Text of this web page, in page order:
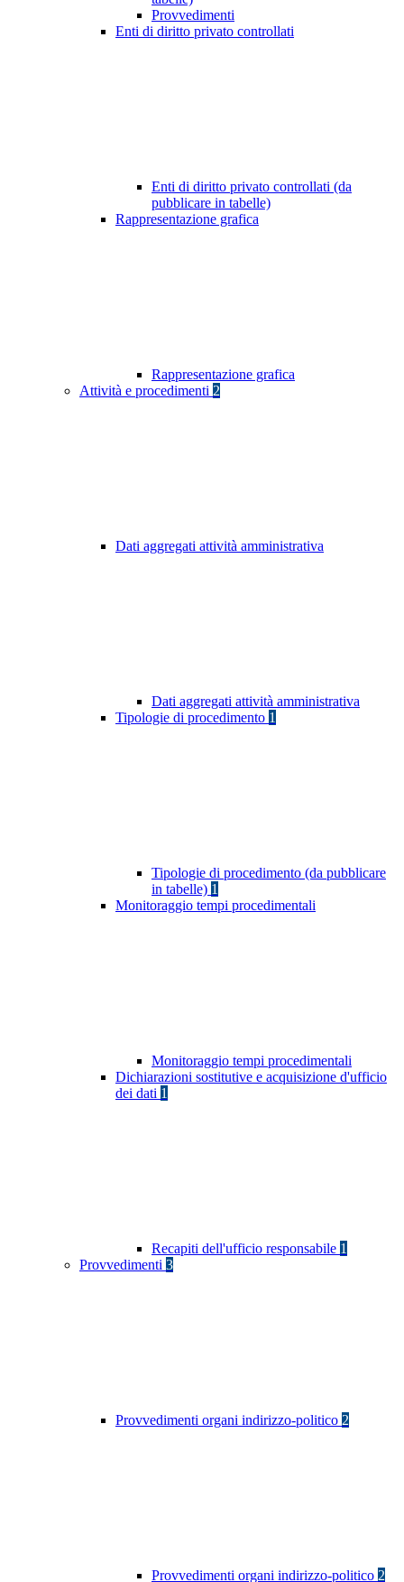
Provvedimenti
Enti di diritto privato controllati
Enti di diritto privato controllati (da
pubblicare in tabelle)
Rappresentazione grafica
Rappresentazione grafica
Attività e procedimenti 2
Dati aggregati attività amministrativa
Dati aggregati attività amministrativa
Tipologie di procedimento 1
Tipologie di procedimento (da pubblicare
in tabelle) 1
Monitoraggio tempi procedimentali
Monitoraggio tempi procedimentali
Dichiarazioni sostitutive e acquisizione d'ufficio
dei dati 1
Recapiti dell'ufficio responsabile 1
Provvedimenti 3
Provvedimenti organi indirizzo-politico 2
Provvedimenti organi indirizzo-politico 2